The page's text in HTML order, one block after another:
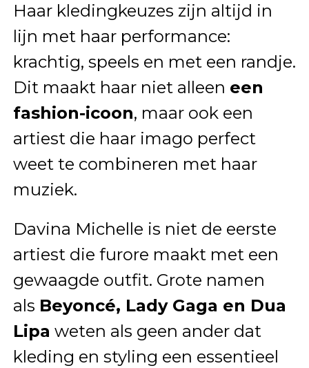
Haar kledingkeuzes zijn altijd in
lijn met haar performance:
krachtig, speels en met een randje.
Dit maakt haar niet alleen een
fashion-icoon, maar ook een
artiest die haar imago perfect
weet te combineren met haar
muziek.
Davina Michelle is niet de eerste
artiest die furore maakt met een
gewaagde outfit. Grote namen
als Beyoncé, Lady Gaga en Dua
Lipa weten als geen ander dat
kleding en styling een essentieel